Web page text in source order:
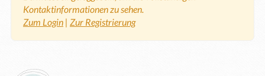
Kontaktinformationen zu sehen.
Zum Login | Zur Registrierung